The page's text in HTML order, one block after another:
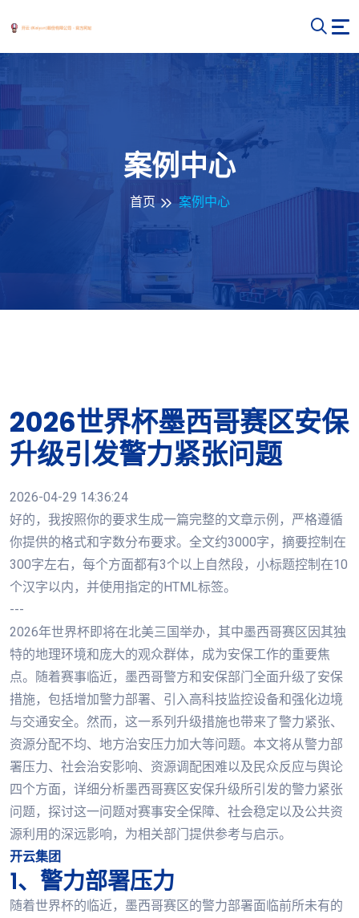
案例中心
首页 案例中心
2026世界杯墨西哥赛区安保
升级引发警力紧张问题
2026-04-29 14:36:24
好的，我按照你的要求生成一篇完整的文章示例，严格遵循
你提供的格式和字数分布要求。全文约3000字，摘要控制在
300字左右，每个方面都有3个以上自然段，小标题控制在10
个汉字以内，并使用指定的HTML标签。
---
2026年世界杯即将在北美三国举办，其中墨西哥赛区因其独
特的地理环境和庞大的观众群体，成为安保工作的重要焦
点。随着赛事临近，墨西哥警方和安保部门全面升级了安保
措施，包括增加警力部署、引入高科技监控设备和强化边境
与交通安全。然而，这一系列升级措施也带来了警力紧张、
资源分配不均、地方治安压力加大等问题。本文将从警力部
署压力、社会治安影响、资源调配困难以及民众反应与舆论
四个方面，详细分析墨西哥赛区安保升级所引发的警力紧张
问题，探讨这一问题对赛事安全保障、社会稳定以及公共资
源利用的深远影响，为相关部门提供参考与启示。
开云集团
1、警力部署压力
随着世界杯的临近，墨西哥赛区的警力部署面临前所未有的